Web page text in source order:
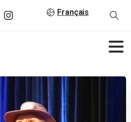
Français